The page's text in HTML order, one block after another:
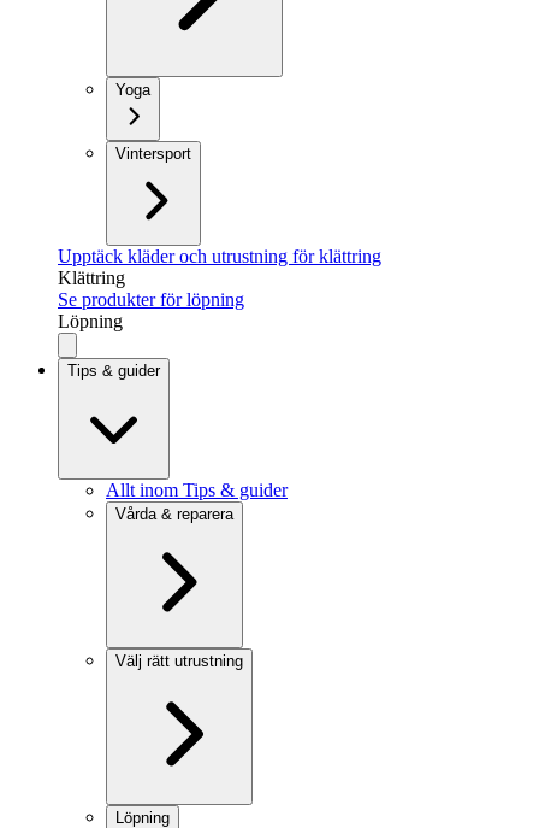
Yoga
Vintersport
Upptäck kläder och utrustning för klättring
Klättring
Se produkter för löpning
Löpning
Tips & guider
Allt inom Tips & guider
Vårda & reparera
Välj rätt utrustning
Löpning